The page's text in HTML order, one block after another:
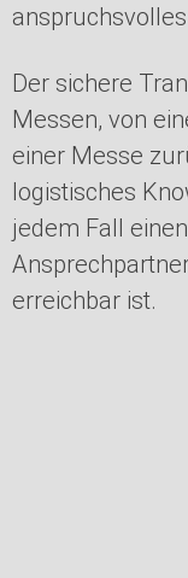
Der sichere
Messen, von
einer Messe
logistisches
jedem Fall
erreichbar ist.